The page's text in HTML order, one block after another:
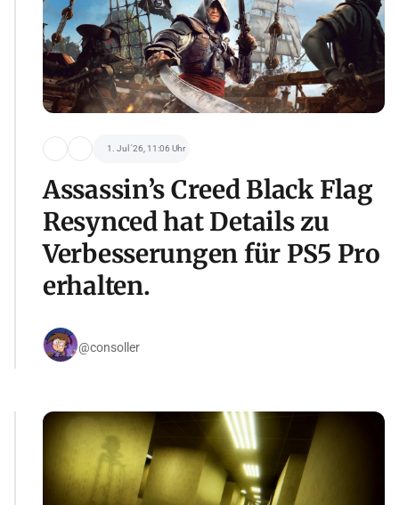
1. Jul '26, 11:06 Uhr
Assassin’s Creed Black Flag
Resynced hat Details zu
Verbesserungen für PS5 Pro
erhalten.
@consoller